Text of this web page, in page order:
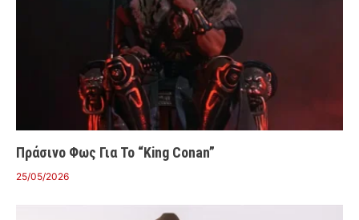
Πράσινο Φως Για Το “King Conan”
25/05/2026